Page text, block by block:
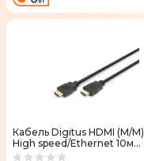
Кабель Digitus HDMI (M/M)
High speed/Ethernet 10м
чорний